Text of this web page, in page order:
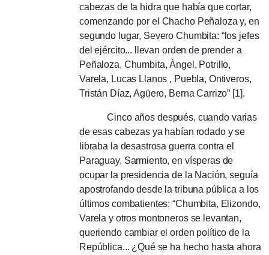
cabezas de la hidra que había que cortar,
comenzando por el Chacho Peñaloza y, en
segundo lugar, Severo Chumbita: “los jefes
del ejército... llevan orden de prender a
Peñaloza, Chumbita, Ángel, Potrillo,
Varela, Lucas Llanos , Puebla, Ontiveros,
Tristán Díaz, Agüero, Berna Carrizo” [1].
Cinco años después, cuando varias
de esas cabezas ya habían rodado y se
libraba la desastrosa guerra contra el
Paraguay, Sarmiento, en vísperas de
ocupar la presidencia de la Nación, seguía
apostrofando desde la tribuna pública a los
últimos combatientes: “Chumbita, Elizondo,
Varela y otros montoneros se levantan,
queriendo cambiar el orden político de la
República... ¿Qué se ha hecho hasta ahora